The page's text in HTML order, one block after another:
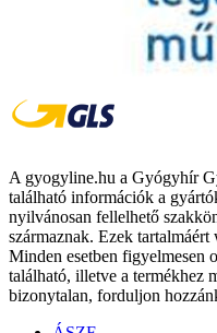
A gyogyline.hu a Gyógyhír
található információk a
nyilvánosan fellelhető
származnak. Ezek
Minden esetben figyelmesen
található, illetve a termékhez
bizonytalan, forduljon